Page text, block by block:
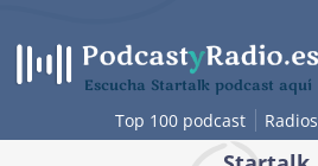
contenido
Escucha Startalk podcast aquí
Top 100 podcast Radios